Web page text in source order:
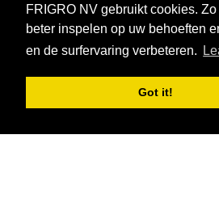
FRIGRO NV gebruikt cookies.
beter inspelen op uw behoeften
en de surfervaring verbeteren.
Got it!